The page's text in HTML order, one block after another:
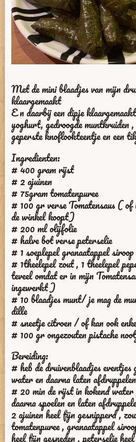
Met de mini blaadjes van mijn
klaargemaakt
E n daarbij een dipje
yoghurt, gedroogde muntkruiden
geperste knoflookteentje en een
Ingredienten:
# 400 gram rijst
# 2 ajuinen
# 75gram tomatenpuree
# 100 gr verse Tomatensaus ( of
de winkel koopt)
# 200 ml olijfolie
# halve bot verse peterselie
# 1 soeplepel granaatappel siroop
# 1theelepel zout , 1 theelepel
teveel omdat er in mijn
ingewerkt )
# 10 blaadjes munt/ je mag de
dille
# sneetje citroen / of kan ook
# 100 gr ongezouten pistache
Bereiding:
# heb de druivenblaadjes eventjes
water en daarna laten afdruppelen
# 20 min de rijst in kokend
daarna spoelen en laten
2 ajuinen heel fijn gesnipperd ,
tomatenpuree , granaatappel
heel fijn gesneden , peterselie